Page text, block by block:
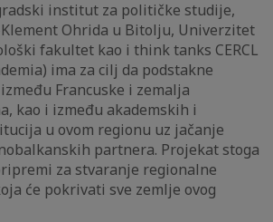
institut za političke studije,
Ohrida u Bitolju, Univerzitet
fakultet kao i think tanks CERCL
ima za cilj da podstakne
Francuske i zemalja
kao i između akademskih i
u ovom regionu uz jačanje
partnera. Projekat stoga
za stvaranje regionalne
će pokrivati sve zemlje ovog